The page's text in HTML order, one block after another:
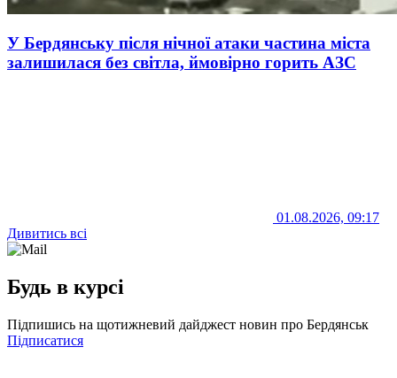
У Бердянську після нічної атаки частина міста
залишилася без світла, ймовірно горить АЗС
01.08.2026, 09:17
Дивитись всі
Будь в курсі
Підпишись на щотижневий дайджест новин про Бердянськ
Підписатися